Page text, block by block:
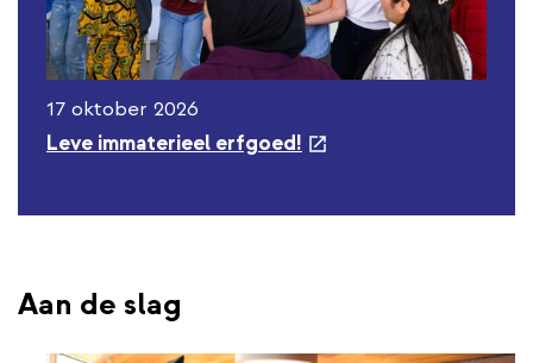
17 oktober 2026
Leve immaterieel erfgoed!
e
a
Aan de slag